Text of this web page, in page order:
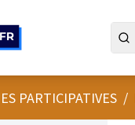
PARTICIPATIVES /